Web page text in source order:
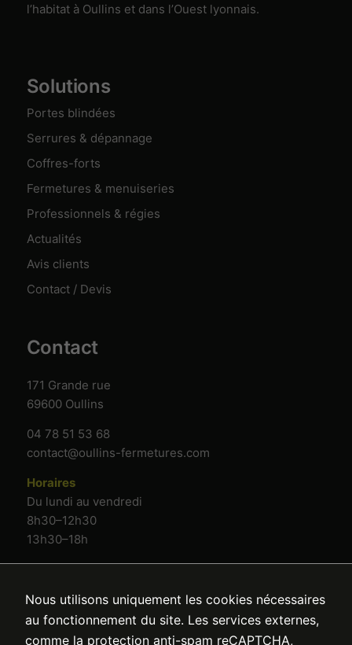
l’habitat à Oullins et dans l’Ouest lyonnais.
Solutions
Portes blindées
Serrures & dépannage
Coffres-forts
Fermetures & menuiseries
Professionnels & régies
Actualités
Avis clients
Contact / Devis
Contact
171 Grande rue
69600 Oullins
04 78 51 53 68
contact@oullins-fermetures.com
Horaires
Du lundi au vendredi
8h30–12h30
13h30–18h
Nous utilisons uniquement les cookies nécessaires
au fonctionnement du site. Les services externes,
comme la protection anti-spam reCAPTCHA,